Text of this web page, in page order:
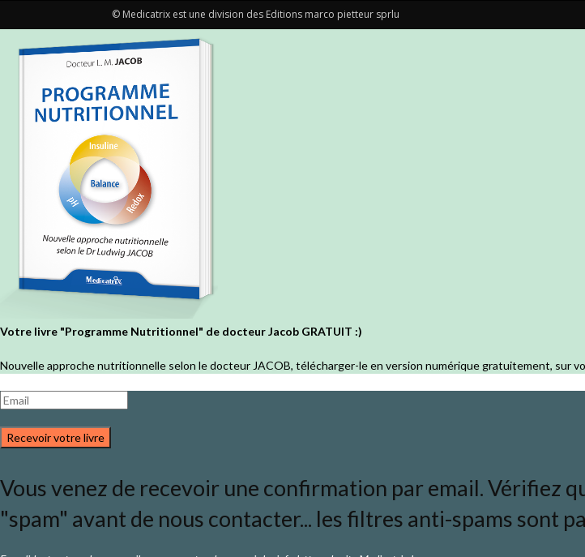
© Medicatrix est une division des Editions marco pietteur sprlu
Votre livre "Programme Nutritionnel" de docteur Jacob GRATUIT :)
Nouvelle approche nutritionnelle selon le docteur JACOB, télécharger-le en version numérique gratuitement, sur
Recevoir votre livre
Vous venez de recevoir une confirmation par email. Vérifiez
"spam" avant de nous contacter... les filtres anti-spams sont